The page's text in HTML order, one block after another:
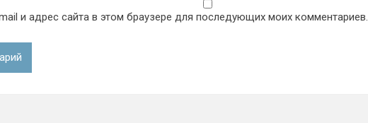
и адрес сайта в этом браузере для последующих моих комментариев.